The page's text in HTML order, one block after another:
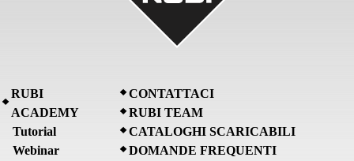
RUBI
ACADEMY
Tutorial
Webinar
CONTATTACI
RUBI TEAM
CATALOGHI SCARICABILI
DOMANDE FREQUENTI